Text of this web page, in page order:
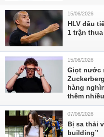
15/06/2026
HLV đầu
1 trận thua
15/06/2026
Giọt nước
hàng
thêm
07/06/2026
Bị sa thải
building”